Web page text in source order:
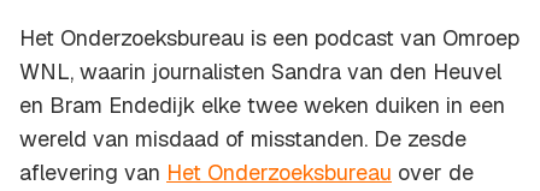
Het Onderzoeksbureau is een podcast van Omroep
WNL, waarin journalisten Sandra van den Heuvel
en Bram Endedijk elke twee weken duiken in een
wereld van misdaad of misstanden. De zesde
aflevering van Het Onderzoeksbureau over de